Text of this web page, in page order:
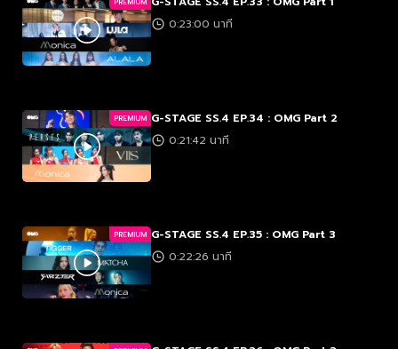
0:23:00 นาที
PREMIUM G-STAGE SS.4 EP.34 : OMG Part 2
0:21:42 นาที
PREMIUM G-STAGE SS.4 EP.35 : OMG Part 3
0:22:26 นาที